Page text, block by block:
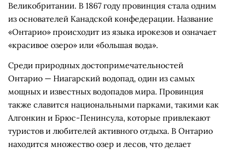
Великобритании. В 1867 году провинция стала одним
из основателей Канадской конфедерации. Название
«Онтарио» происходит из языка ирокезов и означает
«красивое озеро» или «большая вода».
Среди природных достопримечательностей
Онтарио — Ниагарский водопад, один из самых
мощных и известных водопадов мира. Провинция
также славится национальными парками, такими как
Алгонкин и Брюс-Пенинсула, которые привлекают
туристов и любителей активного отдыха. В Онтарио
находится множество озер и лесов, что делает